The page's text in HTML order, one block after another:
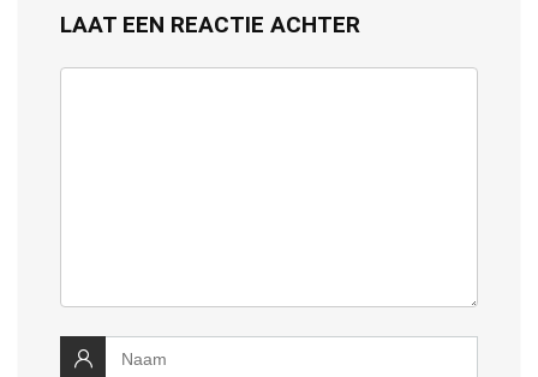
LAAT EEN REACTIE ACHTER